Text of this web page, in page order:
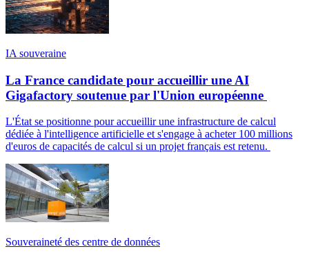
IA souveraine
La France candidate pour accueillir une AI
Gigafactory soutenue par l'Union européenne
L'État se positionne pour accueillir une infrastructure de calcul
dédiée à l'intelligence artificielle et s'engage à acheter 100 millions
d'euros de capacités de calcul si un projet français est retenu.
Souveraineté des centre de données